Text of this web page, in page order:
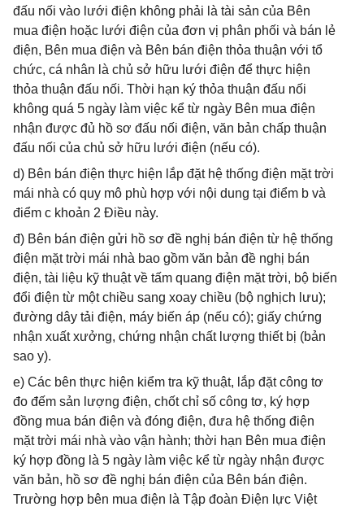
đấu nối vào lưới điện không phải là tài sản của Bên
mua điện hoặc lưới điện của đơn vị phân phối và bán lẻ
điện, Bên mua điện và Bên bán điện thỏa thuận với tổ
chức, cá nhân là chủ sở hữu lưới điện để thực hiện
thỏa thuận đấu nối. Thời hạn ký thỏa thuận đấu nối
không quá 5 ngày làm việc kể từ ngày Bên mua điện
nhận được đủ hồ sơ đấu nối điện, văn bản chấp thuận
đấu nối của chủ sở hữu lưới điện (nếu có).
d) Bên bán điện thực hiện lắp đặt hệ thống điện mặt trời
mái nhà có quy mô phù hợp với nội dung tại điểm b và
điểm c khoản 2 Điều này.
đ) Bên bán điện gửi hồ sơ đề nghị bán điện từ hệ thống
điện mặt trời mái nhà bao gồm văn bản đề nghị bán
điện, tài liệu kỹ thuật về tấm quang điện mặt trời, bộ biến
đổi điện từ một chiều sang xoay chiều (bộ nghịch lưu);
đường dây tải điện, máy biến áp (nếu có); giấy chứng
nhận xuất xưởng, chứng nhận chất lượng thiết bị (bản
sao y).
e) Các bên thực hiện kiểm tra kỹ thuật, lắp đặt công tơ
đo đếm sản lượng điện, chốt chỉ số công tơ, ký hợp
đồng mua bán điện và đóng điện, đưa hệ thống điện
mặt trời mái nhà vào vận hành; thời hạn Bên mua điện
ký hợp đồng là 5 ngày làm việc kể từ ngày nhận được
văn bản, hồ sơ đề nghị bán điện của Bên bán điện.
Trường hợp bên mua điện là Tập đoàn Điện lực Việt